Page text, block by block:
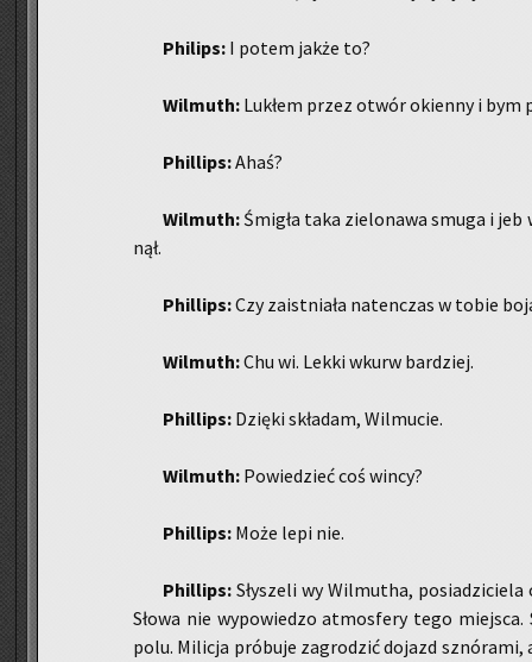
Phi­lips: I potem jakże to?
Wil­muth: Lu­kłem przez otwór okien­ny i bym
Phil­lips:Ahaś?
Wil­muth:Śmi­gła taka zie­lo­na­wa smuga i
nął.
Phil­lips:Czy za­ist­nia­ła na­ten­czas w tobie
Wil­muth:Chu wi. Lekki wkurw bar­dziej.
Phil­lips: Dzię­ki skła­dam, Wil­mu­cie.
Wil­muth: Po­wie­dzieć coś wincy?
Phil­lips: Może lepi nie.
Phil­lips: Sły­sze­li wy Wil­mu­tha,
Słowa nie wy­po­wie­dzo at­mos­fe­ry tego
polu. Mi­li­cja pró­bu­je za­gro­dzić do­jazd